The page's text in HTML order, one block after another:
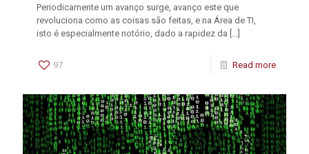
Periodicamente um avanço surge, avanço este que
revoluciona como as coisas são feitas, e na Área de TI,
isto é especialmente notório, dado a rapidez da […]
97 Read more